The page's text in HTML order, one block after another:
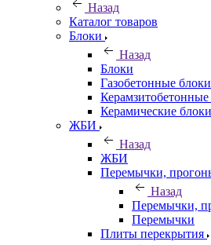
Назад
Каталог товаров
Блоки
Назад
Блоки
Газобетонные блоки
Керамические блоки
ЖБИ
Назад
ЖБИ
Перемычки,
Назад
Перемычки,
Перемычки
Плиты перекрытия